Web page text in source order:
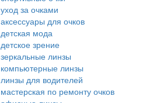
уход за очками
аксессуары для очков
детская мода
детское зрение
зеркальные линзы
компьютерные линзы
линзы для водителей
мастерская по ремонту очков